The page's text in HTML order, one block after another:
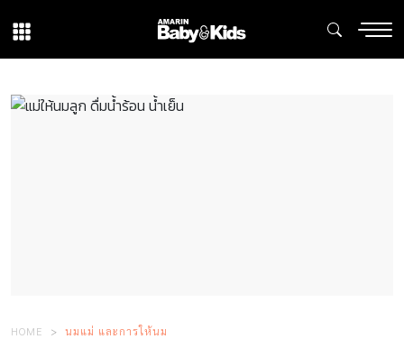
HOME นมแม่ และการให้นม